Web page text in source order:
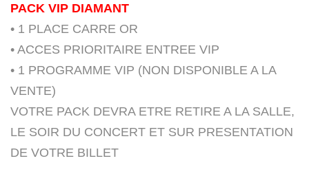
PACK VIP DIAMANT
• 1 PLACE CARRE OR
• ACCES PRIORITAIRE ENTREE VIP
• 1 PROGRAMME VIP (NON DISPONIBLE A LA
VENTE)
VOTRE PACK DEVRA ETRE RETIRE A LA SALLE,
LE SOIR DU CONCERT ET SUR PRESENTATION
DE VOTRE BILLET